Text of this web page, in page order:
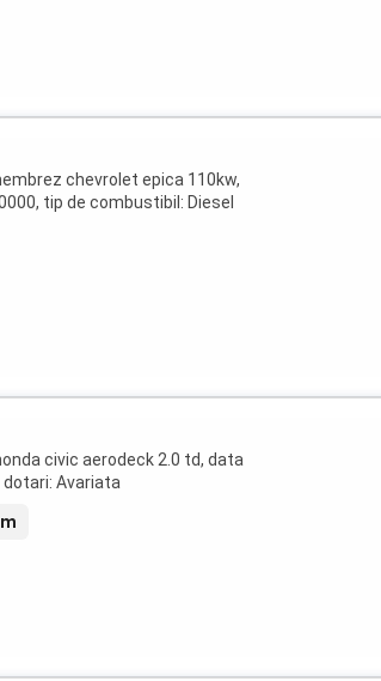
chevrolet epica 110kw,
tip de combustibil: Diesel
civic aerodeck 2.0 td, data
Avariata